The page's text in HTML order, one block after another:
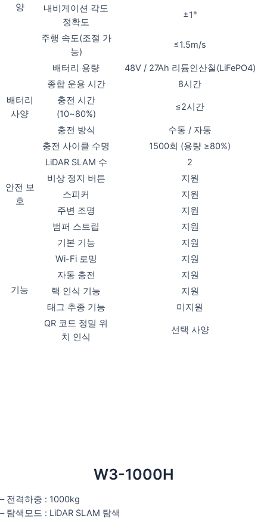
양
내비게이션 각도
정확도
±1°
주행 속도(조절 가
능)
≤1.5m/s
배터리
사양
배터리 용량
48V / 27Ah 리튬인산철(LiFePO4)
종합 운용 시간
8시간
충전 시간
(10~80%)
≤2시간
충전 방식
수동 / 자동
충전 사이클 수명
1500회 (용량 ≥80%)
안전 보
호
LiDAR SLAM 수
2
비상 정지 버튼
지원
스피커
지원
주변 조명
지원
범퍼 스트립
지원
기능
기본 기능
지원
Wi-Fi 로밍
지원
자동 충전
지원
랙 인식 기능
지원
태그 추종 기능
미지원
QR 코드 정밀 위
치 인식
선택 사양
W3-1000H
– 전격하중 : 1000kg
– 탐색모드 : LiDAR SLAM 탐색